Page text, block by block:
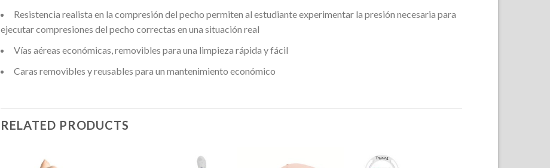
Resistencia realista en la compresión del pecho permiten al estudiante experimentar la presión necesaria para
ejecutar compresiones del pecho correctas en una situación real
Vías aéreas económicas, removibles para una limpieza rápida y fácil
Caras removibles y reusables para un mantenimiento económico
RELATED PRODUCTS